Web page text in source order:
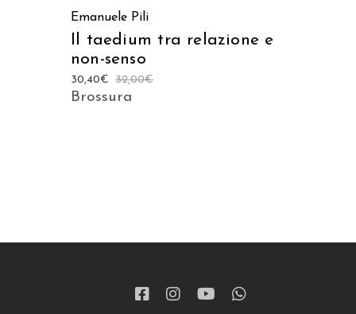
Emanuele Pili
Il taedium tra relazione e
non-senso
32,00€
30,40€
Brossura